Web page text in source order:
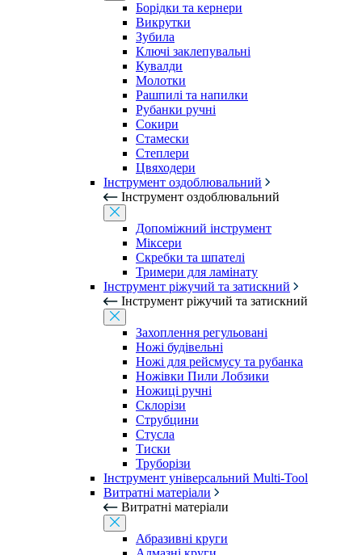
Борідки та кернери
Викрутки
Зубила
Ключі заклепувальні
Кувалди
Молотки
Рашпилі та напилки
Рубанки ручні
Сокири
Стамески
Степлери
Цвяходери
Інструмент оздоблювальний
Інструмент оздоблювальний
Допоміжний інструмент
Міксери
Скребки та шпателі
Тримери для ламінату
Інструмент ріжучий та затискний
Інструмент ріжучий та затискний
Захоплення регульовані
Ножі будівельні
Ножі для рейсмусу та рубанка
Ножівки Пили Лобзики
Ножиці ручні
Склорізи
Струбцини
Стусла
Тиски
Труборізи
Інструмент універсальний Multi-Tool
Витратні матеріали
Витратні матеріали
Абразивні круги